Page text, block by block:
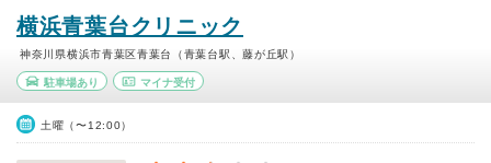
横浜青葉台クリニック
神奈川県横浜市青葉区青葉台（青葉台駅、藤が丘駅）
駐車場あり マイナ受付
土曜（〜12:00）